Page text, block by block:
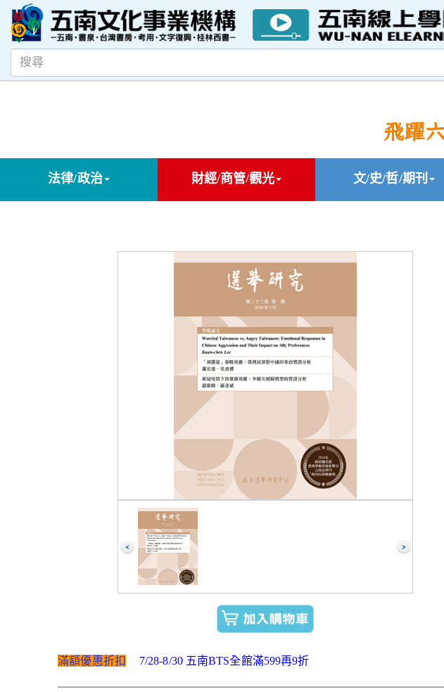
飛躍
法律/政治 財經/商管/觀光 文/史/哲/期刊
滿額優惠折扣 7/28-8/30 五南BTS全館滿599再9折